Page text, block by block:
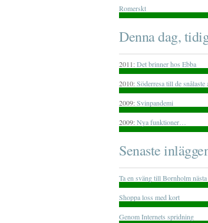
Romerskt
Denna dag,
2011:Det brinner hos Ebba
2010:Söderresa till de snålaste
2009:Svinpandemi
2009:Nya funktioner…
Senaste
Ta en sväng till Bornholm nästa
Shoppa loss med kort
Genom Internets spridning